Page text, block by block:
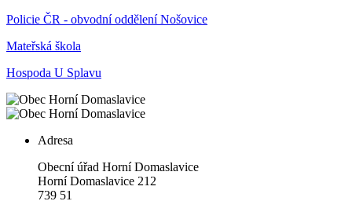
Policie ČR - obvodní oddělení Nošovice
Mateřská škola
Hospoda U Splavu
Adresa
Obecní úřad Horní Domaslavice
Horní Domaslavice 212
739 51